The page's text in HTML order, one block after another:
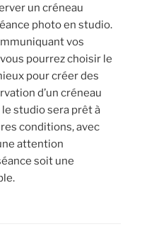
un créneau
photo en studio.
vos
pourrez choisir le
pour créer des
d’un créneau
studio sera prêt à
conditions, avec
attention
soit une